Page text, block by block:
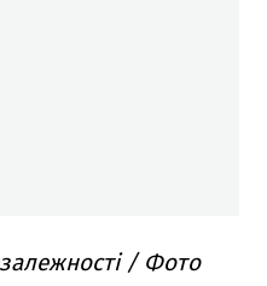
/ Фото